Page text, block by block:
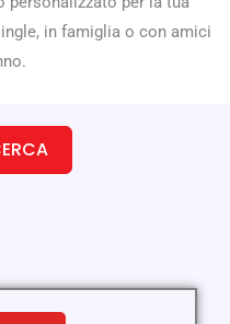
in famiglia o con amici